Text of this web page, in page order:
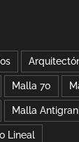
Malla 70
Malla
Lineal